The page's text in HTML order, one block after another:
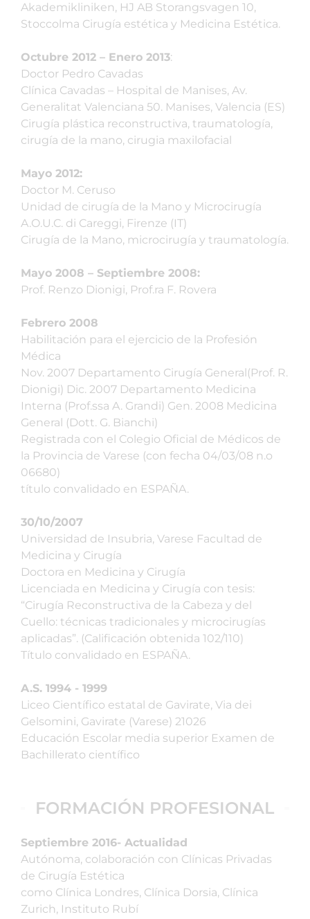
Akademikliniken, HJ AB Storangsvagen 10,
Stoccolma Cirugía estética y Medicina Estética.
Octubre 2012 – Enero 2013:
Doctor Pedro Cavadas
Clínica Cavadas – Hospital de Manises, Av.
Generalitat Valenciana 50. Manises, Valencia (ES)
Cirugía plástica reconstructiva, traumatología,
cirugía de la mano, cirugia maxilofacial
Mayo 2012:
Doctor M. Ceruso
Unidad de cirugía de la Mano y Microcirugía
A.O.U.C. di Careggi, Firenze (IT)
Cirugía de la Mano, microcirugía y traumatología.
Mayo 2008 – Septiembre 2008:
Prof. Renzo Dionigi, Prof.ra F. Rovera
Febrero 2008
Habilitación para el ejercicio de la Profesión
Médica
Nov. 2007 Departamento Cirugía General(Prof. R.
Dionigi) Dic. 2007 Departamento Medicina
Interna (Prof.ssa A. Grandi) Gen. 2008 Medicina
General (Dott. G. Bianchi)
Registrada con el Colegio Oficial de Médicos de
la Provincia de Varese (con fecha 04/03/08 n.o
06680)
título convalidado en ESPAÑA.
30/10/2007
Universidad de Insubria, Varese Facultad de
Medicina y Cirugía
Doctora en Medicina y Cirugía
Licenciada en Medicina y Cirugía con tesis:
“Cirugía Reconstructiva de la Cabeza y del
Cuello: técnicas tradicionales y microcirugías
aplicadas”. (Calificación obtenida 102/110)
Título convalidado en ESPAÑA.
A.S. 1994 - 1999
Liceo Científico estatal de Gavirate, Via dei
Gelsomini, Gavirate (Varese) 21026
Educación Escolar media superior Examen de
Bachillerato científico
FORMACIÓN PROFESIONAL
Septiembre 2016- Actualidad
Autónoma, colaboración con Clínicas Privadas
de Cirugía Estética
como Clínica Londres, Clínica Dorsia, Clínica
Zurich, Instituto Rubí